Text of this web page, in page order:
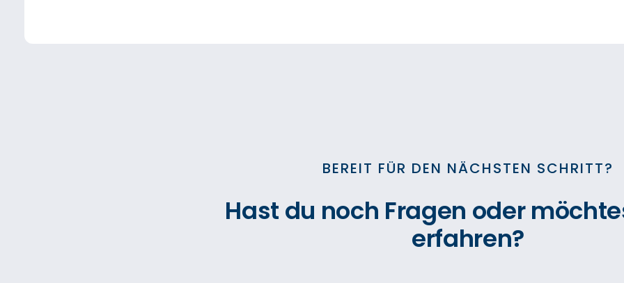
BEREIT FÜR DEN NÄCHSTEN SCHRITT?
Hast du noch Fragen oder
erfahren?